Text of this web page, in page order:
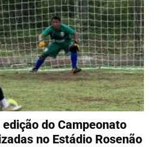
do Campeonato
no Estádio Rosenão